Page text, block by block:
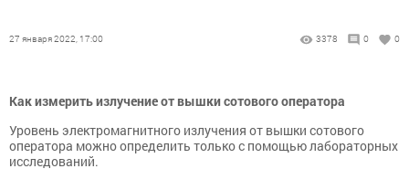
27 января 2022, 17:00 3378 0 0
Как измерить излучение от вышки сотового оператора
Уровень электромагнитного излучения от вышки сотового
оператора можно определить только с помощью лабораторных
исследований.